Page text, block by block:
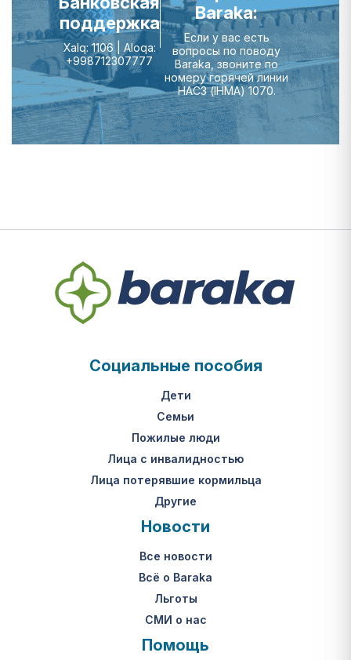
поддержка
Xalq: 1106 | Aloqa:
+998712307777
Baraka:
Если у вас есть
вопросы по поводу
Baraka, звоните по
номеру горячей линии
НАСЗ (IHMA) 1070.
Социальные пособия
Дети
Семьи
Пожилые люди
Лица с инвалидностью
Лица потерявшие кормильца
Другие
Новости
Все новости
Всё о Baraka
Льготы
СМИ о нас
Помощь